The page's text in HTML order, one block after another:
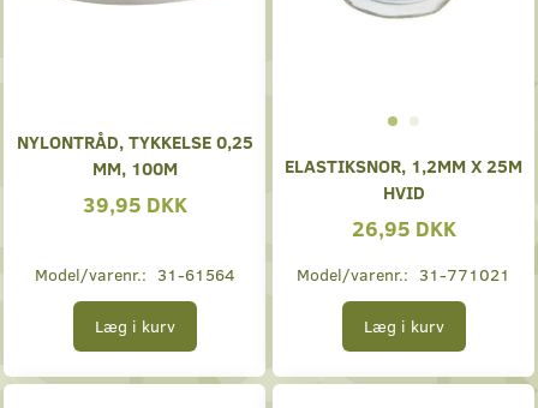
NYLONTRÅD, TYKKELSE 0,25
MM, 100M
39,95 DKK
Model/varenr.: 31-61564
Læg i kurv
ELASTIKSNOR, 1,2MM X 25M
HVID
26,95 DKK
Model/varenr.: 31-771021
Læg i kurv